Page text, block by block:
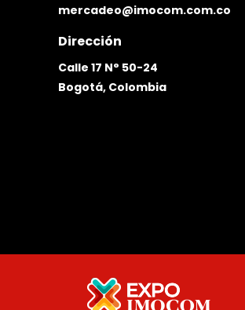
mercadeo@imocom.com.co
Dirección
Calle 17 N° 50-24
Bogotá, Colombia